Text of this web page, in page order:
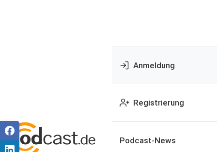
Anmeldung
Registrierung
Podcast-News